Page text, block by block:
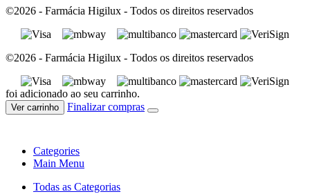
©2026 - Farmácia Higilux - Todos os direitos reservados
©2026 - Farmácia Higilux - Todos os direitos reservados
foi adicionado ao seu carrinho.
Ver carrinho Finalizar compras
Categories
Main Menu
Todas as Categorias